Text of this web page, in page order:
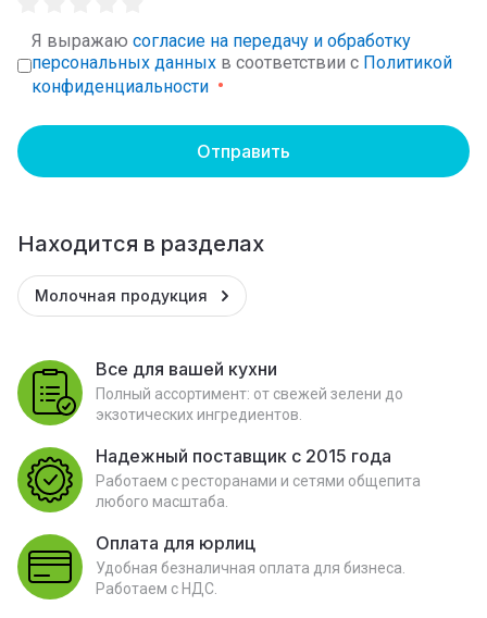
Я выражаю согласие на передачу и обработку
персональных данных в соответствии с Политикой
конфиденциальности
Отправить
Находится в разделах
Молочная продукция
Все для вашей кухни
Полный ассортимент: от свежей зелени до
экзотических ингредиентов.
Надежный поставщик с 2015 года
Работаем с ресторанами и сетями общепита
любого масштаба.
Оплата для юрлиц
Удобная безналичная оплата для бизнеса.
Работаем с НДС.